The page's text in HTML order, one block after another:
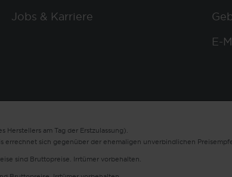
Jobs & Karriere
E-
am Tag der Erstzulassung).
sich gegenüber der ehemaligen unverbindlichen
sind Bruttopreise. Irrtümer vorbehalten.